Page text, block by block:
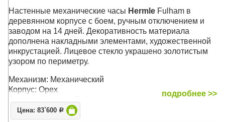
Настенные механические часы Hermle Fulham в
деревянном корпусе с боем, ручным отключением и
заводом на 14 дней. Декоративность материала
дополнена накладными элементами, художественной
инкрустацией. Лицевое стекло украшено золотистым
узором по периметру.
Механизм: Механический
Корпус: Орех
Размер: 68 х 29 х 14,5 см
подробнее >>
Цена: 83`600 Р